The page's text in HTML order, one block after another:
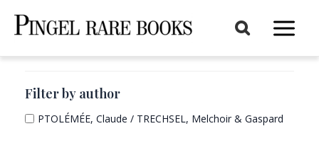
Main
Filter by author
PTOLÉMÉE, Claude / TRECHSEL, Melchoir & Gaspard